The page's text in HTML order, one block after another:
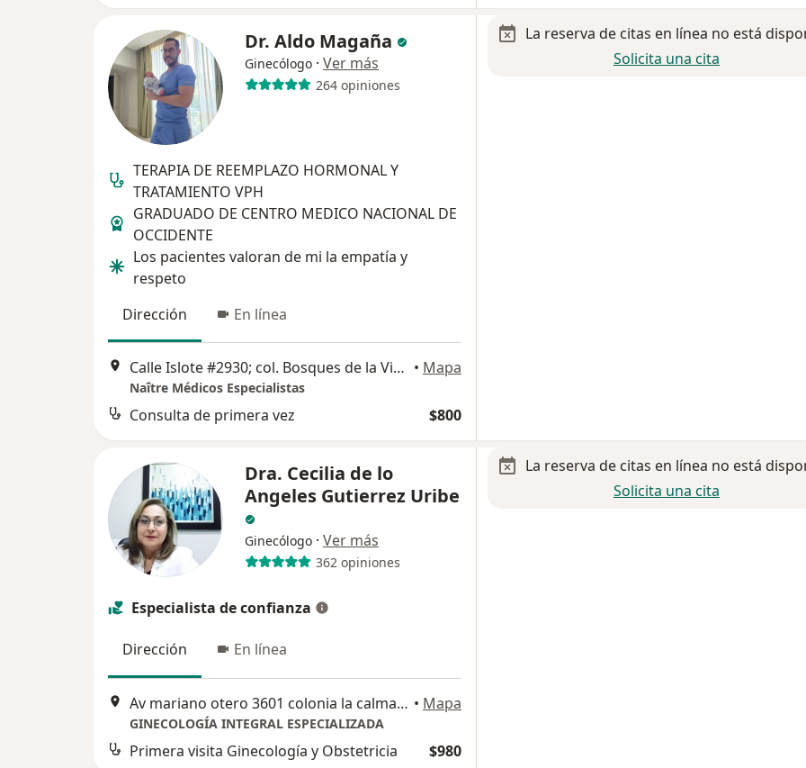
Dr. Aldo Magaña
Ginecólogo · Ver más
264 opiniones
TERAPIA DE REEMPLAZO HORMONAL Y
TRATAMIENTO VPH
GRADUADO DE CENTRO MEDICO NACIONAL DE
OCCIDENTE
Los pacientes valoran de mi la empatía y
respeto
Dirección
En línea
Calle Islote #2930; col. Bosques de la Victoria, Guadalajara • Mapa
Naître Médicos Especialistas
Consulta de primera vez $800
La reserva de citas en línea no está
Solicita una cita
Dra. Cecilia de lo
Angeles Gutierrez Uribe
Ginecólogo · Ver más
362 opiniones
Especialista de confianza
Dirección En línea
Av mariano otero 3601 colonia la calma entre patria Y boyero, Guadalajara • Mapa
GINECOLOGÍA INTEGRAL ESPECIALIZADA
Primera visita Ginecología y Obstetricia $980
La reserva de citas en línea no está
Solicita una cita